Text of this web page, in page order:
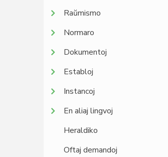
Raŭmismo
Normaro
Dokumentoj
Establoj
Instancoj
En aliaj lingvoj
Heraldiko
Oftaj demandoj